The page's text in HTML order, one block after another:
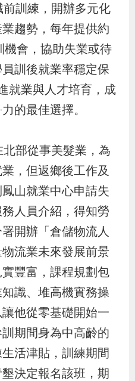
訓練，開辦多元化
趨勢，每年提供約
機會，協助失業或待
訓後就業率穩定保
就業與人才培育，成
的最佳選擇。
部從事美髮業，為
，但返鄉後工作及
山就業中心申請失
人員介紹，得知勞
開辦「倉儲物流人
流業未來發展前景
豐富，課程規劃包
識、堆高機實務操
他從零基礎開始一
期間身為中高齡的
活津貼，訓練期間
決定報名該班，期